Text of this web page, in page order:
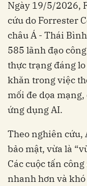
Ngày 19/5/2026,
cứu do Forrester
châu Á - Thái
585 lãnh đạo
thực trạng đáng
khăn trong việc
mối đe dọa mạng,
ứng dụng AI.
Theo nghiên cứu,
bảo mật, vừa là
Các cuộc tấn
nhanh hơn và